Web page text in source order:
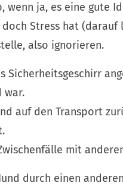
ja, es eine gute
Stress hat
also ignorieren.
Sicherheitsgeschirr
war.
auf den Transport
mit
durch einen